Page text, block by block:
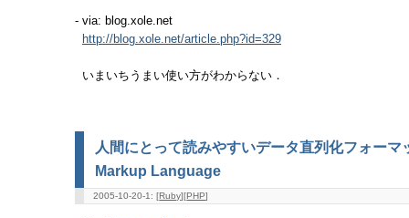
- via: blog.xole.net
http://blog.xole.net/article.php?id=329
いまいちうまい使い方がわからない．
人間にとって読みやすいデータ直列化フォー
Markup Language
2005-10-20-1: [Ruby][PHP]